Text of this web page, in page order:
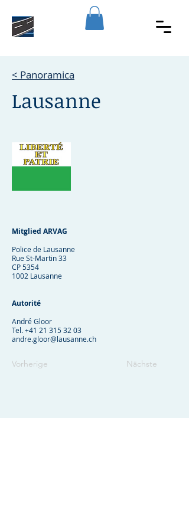
< Panoramica
Lausanne
Mitglied ARVAG
Police de Lausanne
Rue St-Martin 33
CP 5354
1002 Lausanne
Autorité
André Gloor
Tel. +41 21 315 32 03
andre.gloor@lausanne.ch
Vorherige Nächste